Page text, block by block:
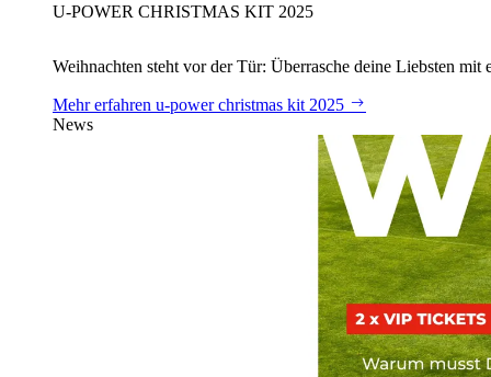
U‑POWER CHRISTMAS KIT 2025
Weihnachten steht vor der Tür: Überrasche deine Liebsten
Mehr erfahren u‑power christmas kit 2025
News